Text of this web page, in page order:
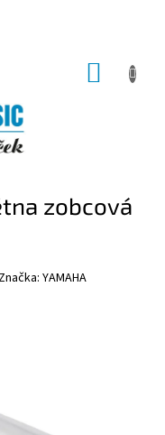
zobcová
Značka: YAMAHA